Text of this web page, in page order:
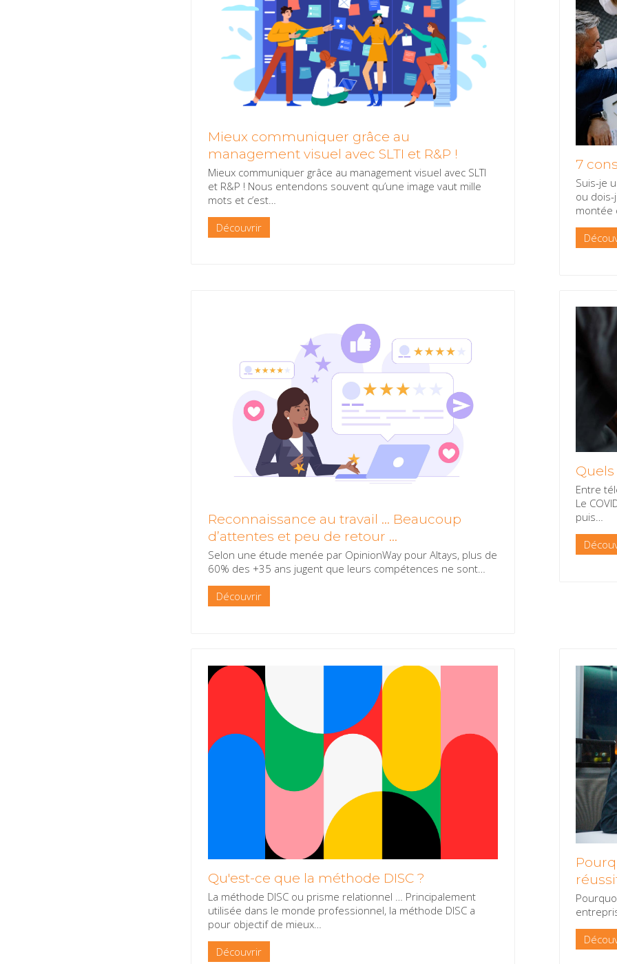
Mieux communiquer grâce au
management visuel avec SLTI et R&P !
Mieux communiquer grâce au management visuel avec SLTI
et R&P ! Nous entendons souvent qu’une image vaut mille
mots et c’est…
Découvrir
7
Suis-je
ou dois-
montée
Reconnaissance au travail … Beaucoup
d’attentes et peu de retour …
Selon une étude menée par OpinionWay pour Altays, plus de
60% des +35 ans jugent que leurs compétences ne sont…
Découvrir
Entre
Le
puis…
Qu'est-ce que la méthode DISC ?
La méthode DISC ou prisme relationnel … Principalement
utilisée dans le monde professionnel, la méthode DISC a
pour objectif de mieux…
Découvrir